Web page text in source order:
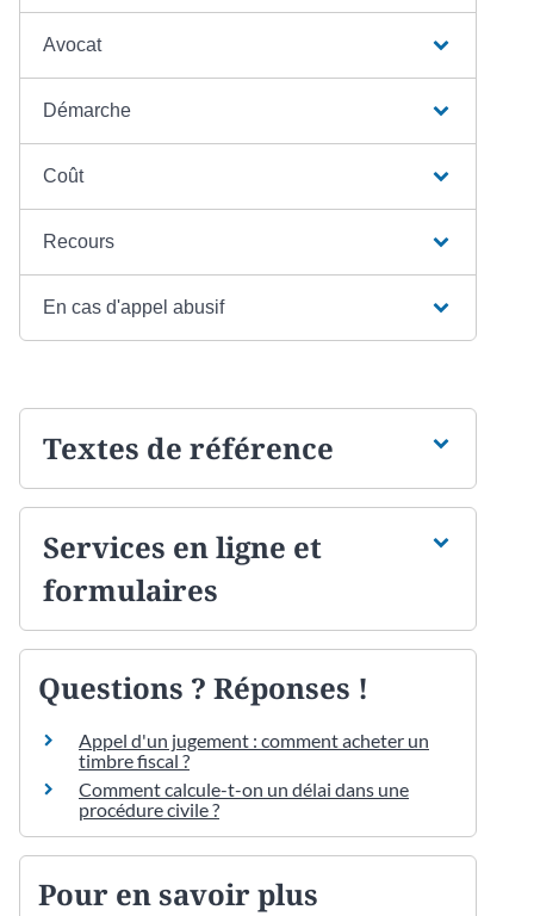
Avocat
Démarche
Coût
Recours
En cas d'appel abusif
Textes de référence
Services en ligne et
formulaires
Questions ? Réponses !
Appel d'un jugement : comment acheter un
timbre fiscal ?
Comment calcule-t-on un délai dans une
procédure civile ?
Pour en savoir plus